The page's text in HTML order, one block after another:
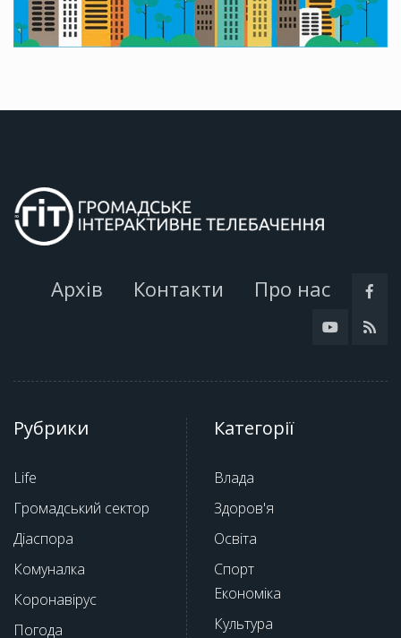
Архів Контакти Про нас
Рубрики
Life
Громадський сектор
Діаспора
Комуналка
Коронавірус
Погода
Категорії
Влада
Здоров'я
Освіта
Спорт
Економіка
Культура